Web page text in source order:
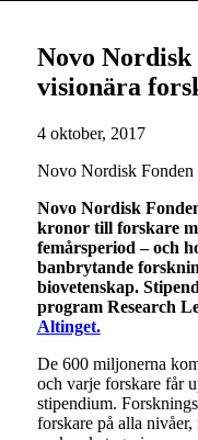
Novo Nordisk
visionära
4 oktober, 2017
Novo Nordisk Fonden
Novo Nordisk
kronor till forskare
femårsperiod – och
banbrytande
biovetenskap.
program Research
Altinget.
De 600 miljonerna
och varje forskare får
stipendium.
forskare på alla